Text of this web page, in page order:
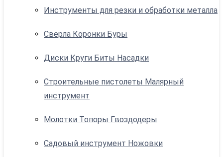
Инструменты для резки и обработки металла
Сверла Коронки Буры
Диски Круги Биты Насадки
Строительные пистолеты Малярный
инструмент
Молотки Топоры Гвоздодеры
Садовый инструмент Ножовки